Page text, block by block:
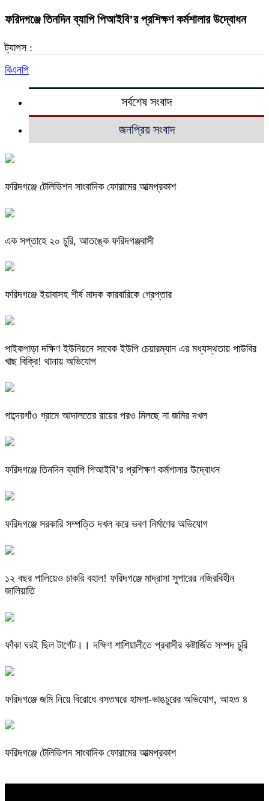
ফরিদগঞ্জে তিনদিন ব্যাপি পিআইবি’র প্রশিক্ষণ কর্মশালার উদ্বোধন
ট্যাগস :
বিএনপি
সর্বশেষ সংবাদ
জনপ্রিয় সংবাদ
ফরিদগঞ্জে টেলিভিশন সাংবাদিক ফোরামের আত্মপ্রকাশ
এক সপ্তাহে ২০ চুরি, আতঙ্কে ফরিদগঞ্জবাসী
ফরিদগঞ্জে ইয়াবাসহ শীর্ষ মাদক কারবারিকে গ্রেপ্তার
পাইকপাড়া দক্ষিণ ইউনিয়নে সাবেক ইউপি চেয়ারম্যান এর মধ্যস্থতায় পাউবির
খাছ বিক্রি! থানায় অভিযোগ
গাব্দেরগাঁও গ্রামে আদালতের রায়ের পরও মিলছে না জমির দখল
ফরিদগঞ্জে তিনদিন ব্যাপি পিআইবি’র প্রশিক্ষণ কর্মশালার উদ্বোধন
ফরিদগঞ্জে সরকারি সম্পত্তি দখল করে ভবণ নির্মাণের অভিযোগ
১২ বছর পালিয়েও চাকরি বহাল! ফরিদগঞ্জে মাদ্রাসা সুপারের নজিরবিহীন
জালিয়াতি
ফাঁকা ঘরই ছিল টার্গেট।। দক্ষিণ শাশিয়ালীতে প্রবাসীর কষ্টার্জিত সম্পদ চুরি
ফরিদগঞ্জে জমি নিয়ে বিরোধে বসতঘরে হামলা-ভাঙচুরের অভিযোগ, আহত ৪
ফরিদগঞ্জে টেলিভিশন সাংবাদিক ফোরামের আত্মপ্রকাশ